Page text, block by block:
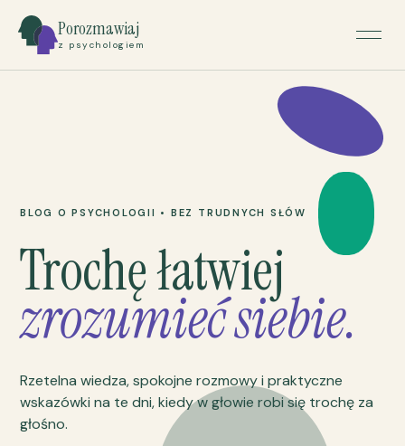
Porozmawiaj
z psychologiem
BLOG O PSYCHOLOGII • BEZ TRUDNYCH SŁÓW
Trochę łatwiej
zrozumieć siebie.
Rzetelna wiedza, spokojne rozmowy i praktyczne
wskazówki na te dni, kiedy w głowie robi się trochę za
głośno.